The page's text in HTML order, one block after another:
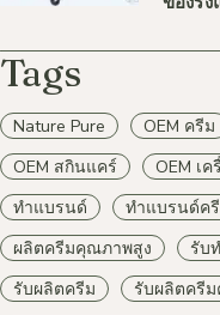
Tags
Nature Pure
OEM ครีม
OEM สกินแคร์
OEM เ
ทำแบรนด์
ทำแบรนด์ค
ผลิตครีมคุณภาพสูง
รับ
รับผลิตครีม
รับผลิตครี